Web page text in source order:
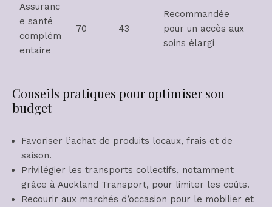
Assuranc
e santé
complém
entaire
70 43
Recommandée
pour un accès aux
soins élargi
Conseils pratiques pour optimiser son
budget
Favoriser l’achat de produits locaux, frais et de
saison.
Privilégier les transports collectifs, notamment
grâce à Auckland Transport, pour limiter les coûts.
Recourir aux marchés d’occasion pour le mobilier et